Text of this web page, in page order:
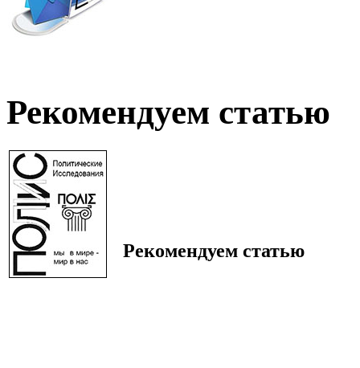
Рекомендуем статью
Рекомендуем статью